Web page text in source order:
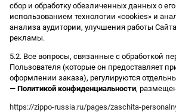
сбор и обработку обезличенных данных о
использованием технологии «cookies» и
анализа аудитории, улучшения работы
рекламы.
5.2. Все вопросы, связанные с обработкой
Пользователя (которые он предоставляет
оформлении заказа), регулируются
— Политикой конфиденциальности,
https://zippo-russia.ru/pages/zaschita-